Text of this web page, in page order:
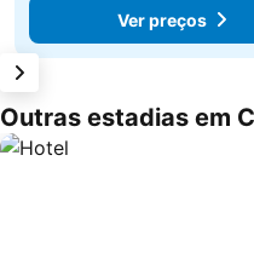
Ver preços
Outras estadias em